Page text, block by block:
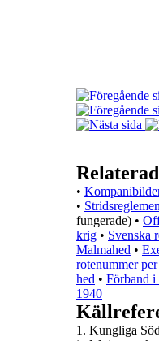
•
•
fungerade) •
krig • Svenska
Malmahed •
rotenummer
hed • Förband i
1940
1. Kungliga